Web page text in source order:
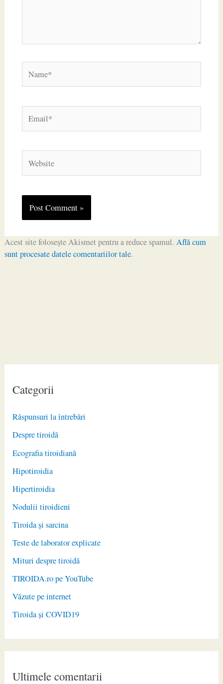
Categorii
Răspunsuri la întrebări
Despre tiroidă
Ecografia tiroidiană
Hipotiroidia
Hipertiroidia
Nodulii tiroidieni
Tiroida și sarcina
Teste de laborator explicate
Mituri despre tiroidă
TIROIDA.ro pe YouTube
Văzute pe internet
Tiroida și COVID19
Ultimele comentarii
Acest site folosește Akismet pentru a reduce spamul. Află cum
sunt procesate datele comentariilor tale.